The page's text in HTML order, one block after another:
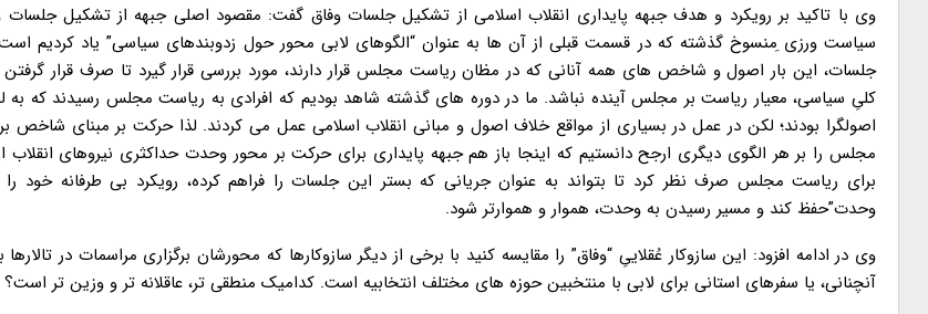
وی با تاکید بر رویکرد و هدف جبهه پایداری انقلاب اسلامی از تشکیل جلسات وفاق گفت: مقصود اصلی جبهه از تشکیل جلسات
سیاست ورزی ِمنسوخ گذشته که در قسمت قبلی از آن ها به عنوان “الگوهای لابی محور حول زدوبندهای سیاسی” یاد کردیم
جلسات، این بار اصول و شاخص های همه آنانی که در مظان ریاست مجلس قرار دارند، مورد بررسی قرار گیرد تا صرف قرار
کلیِ سیاسی، معیار ریاست بر مجلس آینده نباشد. ما در دوره های گذشته شاهد بودیم که افرادی به ریاست مجلس رسیدند که به
اصولگرا بودند؛ لکن در عمل در بسیاری از مواقع خلاف اصول و مبانی انقلاب اسلامی عمل می کردند. لذا حرکت بر مبنای شاخص
مجلس را بر هر الگوی دیگری ارجح دانستیم که اینجا باز هم جبهه پایداری برای حرکت بر محور وحدت حداکثری نیروهای انقلاب
برای ریاست مجلس صرف نظر کرد تا بتواند به عنوان جریانی که بستر این جلسات را فراهم کرده، رویکرد بی طرفانه خود را
وحدت”حفظ کند و مسیر رسیدن به وحدت، هموار و هموارتر شود.
وی در ادامه افزود: این سازوکار عُقلاییِ “وفاق” را مقایسه کنید با برخی از دیگر سازوکارها که محورشان برگزاری مراسمات در
آنچنانی، یا سفرهای استانی برای لابی با منتخبین حوزه های مختلف انتخابیه است. کدامیک منطقی تر، عاقلانه تر و وزین تر است؟